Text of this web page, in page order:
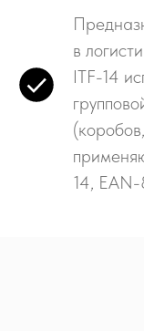
в
ITF-14
14, EAN-